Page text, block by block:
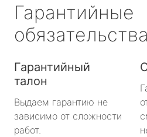
Гарантийные
обязательства
Гарантийный
талон
Выдаем гарантию не
зависимо от сложности
работ.